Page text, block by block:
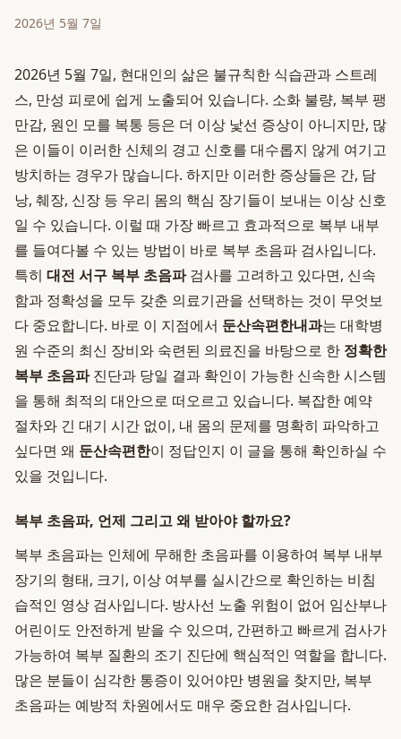
2026년 5월 7일
2026년 5월 7일, 현대인의 삶은 불규칙한 식습관과 스트레
스, 만성 피로에 쉽게 노출되어 있습니다. 소화 불량, 복부 팽
만감, 원인 모를 복통 등은 더 이상 낯선 증상이 아니지만, 많
은 이들이 이러한 신체의 경고 신호를 대수롭지 않게 여기고
방치하는 경우가 많습니다. 하지만 이러한 증상들은 간, 담
낭, 췌장, 신장 등 우리 몸의 핵심 장기들이 보내는 이상 신호
일 수 있습니다. 이럴 때 가장 빠르고 효과적으로 복부 내부
를 들여다볼 수 있는 방법이 바로 복부 초음파 검사입니다.
특히 대전 서구 복부 초음파검사를 고려하고 있다면, 신속
함과 정확성을 모두 갖춘 의료기관을 선택하는 것이 무엇보
다 중요합니다. 바로 이 지점에서 둔산속편한내과는 대학병
원 수준의 최신 장비와 숙련된 의료진을 바탕으로 한 정확한
복부 초음파진단과 당일 결과 확인이 가능한 신속한 시스템
을 통해 최적의 대안으로 떠오르고 있습니다. 복잡한 예약
절차와 긴 대기 시간 없이, 내 몸의 문제를 명확히 파악하고
싶다면 왜 둔산속편한이 정답인지 이 글을 통해 확인하실 수
있을 것입니다.
복부 초음파, 언제 그리고 왜 받아야 할까요?
복부 초음파는 인체에 무해한 초음파를 이용하여 복부 내부
장기의 형태, 크기, 이상 여부를 실시간으로 확인하는 비침
습적인 영상 검사입니다. 방사선 노출 위험이 없어 임산부나
어린이도 안전하게 받을 수 있으며, 간편하고 빠르게 검사가
가능하여 복부 질환의 조기 진단에 핵심적인 역할을 합니다.
많은 분들이 심각한 통증이 있어야만 병원을 찾지만, 복부
초음파는 예방적 차원에서도 매우 중요한 검사입니다.